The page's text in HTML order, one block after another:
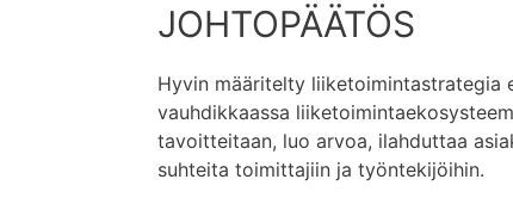
JOHTOPÄÄTÖS
Hyvin määritelty liiketoimintastrategia
vauhdikkaassa
tavoitteitaan, luo arvoa, ilahduttaa
suhteita toimittajiin ja työntekijöihin.